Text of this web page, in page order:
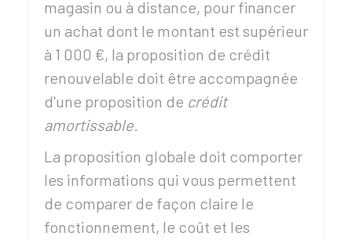
magasin ou à distance, pour financer
un achat dont le montant est supérieur
à 1 000 €, la proposition de crédit
renouvelable doit être accompagnée
d'une proposition de crédit
amortissable.
La proposition globale doit comporter
les informations qui vous permettent
de comparer de façon claire le
fonctionnement, le coût et les